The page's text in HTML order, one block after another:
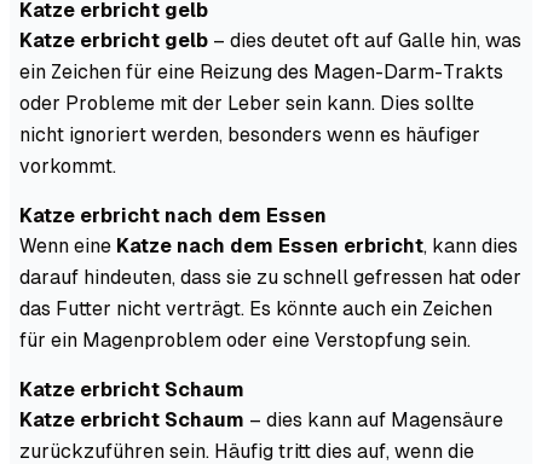
Katze erbricht gelb
Katze erbricht gelb – dies deutet oft auf Galle hin, was
ein Zeichen für eine Reizung des Magen-Darm-Trakts
oder Probleme mit der Leber sein kann. Dies sollte
nicht ignoriert werden, besonders wenn es häufiger
vorkommt.
Katze erbricht nach dem Essen
Wenn eine Katze nach dem Essen erbricht, kann dies
darauf hindeuten, dass sie zu schnell gefressen hat oder
das Futter nicht verträgt. Es könnte auch ein Zeichen
für ein Magenproblem oder eine Verstopfung sein.
Katze erbricht Schaum
Katze erbricht Schaum – dies kann auf Magensäure
zurückzuführen sein. Häufig tritt dies auf, wenn die